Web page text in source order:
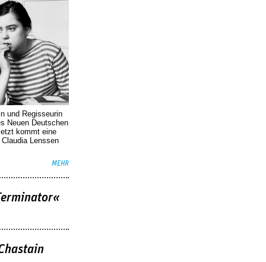
und Regisseurin
Neuen Deutschen
kommt eine
Lenssen
MEHR